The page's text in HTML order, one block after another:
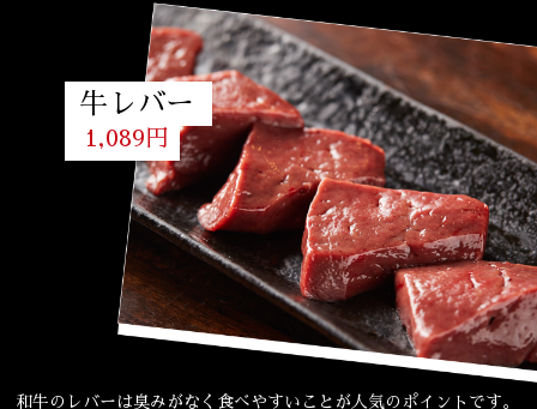
牛レバー
1,089円
和牛のレバーは臭みがなく食べやすいことが人気のポイントです。